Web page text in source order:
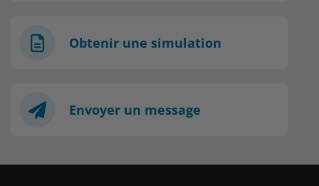
Obtenir une simulation
Envoyer un message